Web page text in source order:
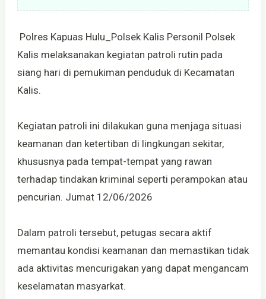
Polres Kapuas Hulu_Polsek Kalis Personil Polsek
Kalis melaksanakan kegiatan patroli rutin pada
siang hari di pemukiman penduduk di Kecamatan
Kalis.
Kegiatan patroli ini dilakukan guna menjaga situasi
keamanan dan ketertiban di lingkungan sekitar,
khususnya pada tempat-tempat yang rawan
terhadap tindakan kriminal seperti perampokan atau
pencurian. Jumat 12/06/2026
Dalam patroli tersebut, petugas secara aktif
memantau kondisi keamanan dan memastikan tidak
ada aktivitas mencurigakan yang dapat mengancam
keselamatan masyarkat.